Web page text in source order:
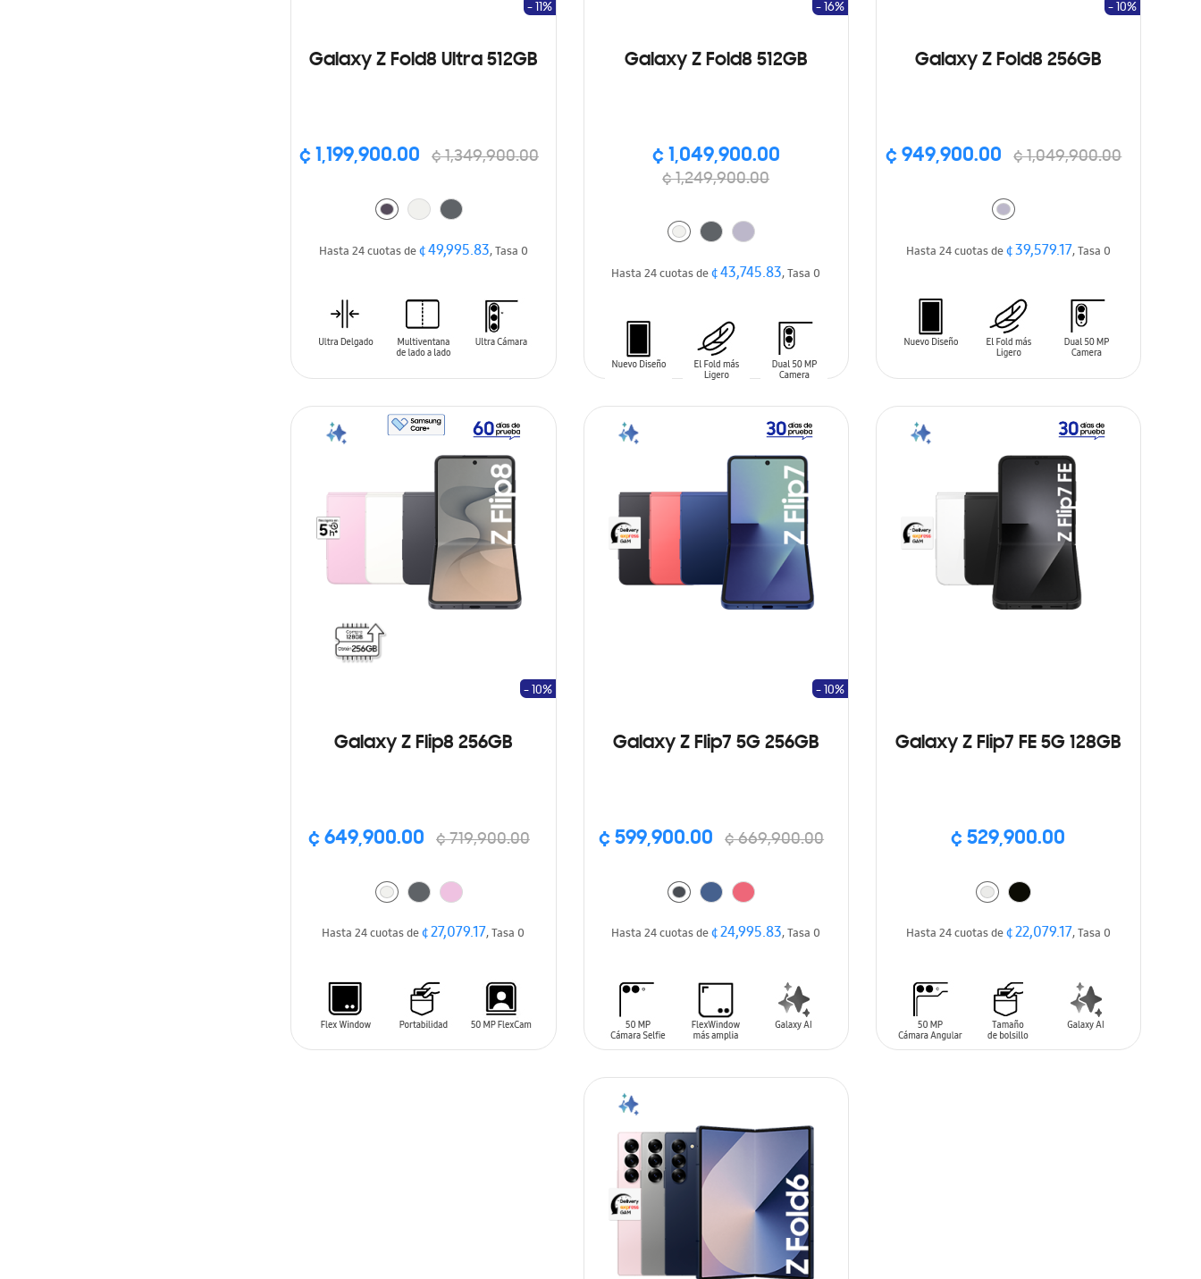
Galaxy Z Fold8 Ultra 512GB
¢ 1,199,900.00 ¢ 1,349,900.00
- 11%
Hasta 24 cuotas de¢ 49,995.83, Tasa 0
AÑADIR AL CARRITO
Galaxy Z Fold8 512GB
¢ 1,049,900.00
¢ 1,249,900.00
- 16%
Hasta 24 cuotas de¢ 43,745.83, Tasa 0
AÑADIR AL CARRITO
Galaxy Z Fold8 256GB
¢ 949,900.00 ¢ 1,049,900.00
- 10%
Hasta 24 cuotas de¢ 39,579.17, Tasa 0
AÑADIR AL CARRITO
Galaxy Z Flip8 256GB
¢ 649,900.00 ¢ 719,900.00
- 10%
Hasta 24 cuotas de¢ 27,079.17, Tasa 0
Galaxy Z Flip7 5G 256GB
¢ 599,900.00 ¢ 669,900.00
- 10%
Hasta 24 cuotas de¢ 24,995.83, Tasa 0
AÑADIR AL CARRITO
Galaxy Z Flip7 FE 5G 128GB
¢ 529,900.00
Hasta 24 cuotas de¢ 22,079.17, Tasa 0